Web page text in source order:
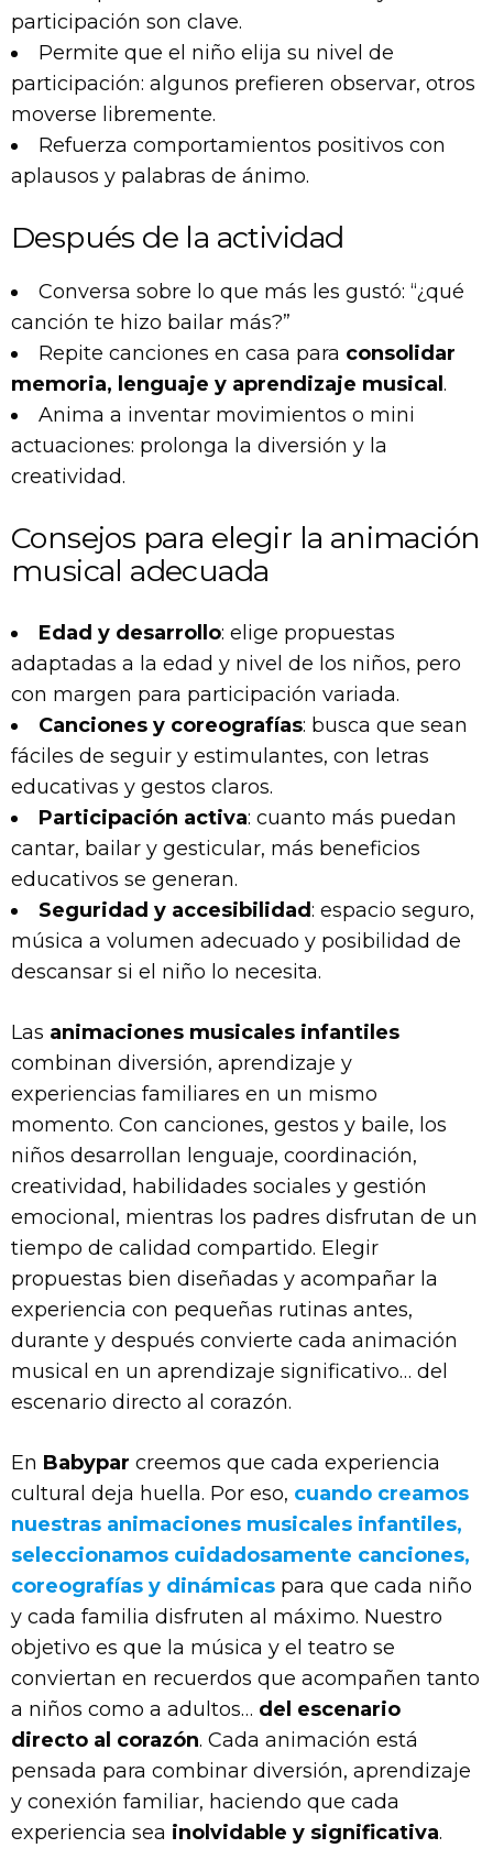
participación son clave.
Permite que el niño elija su nivel de
participación: algunos prefieren observar, otros
moverse libremente.
Refuerza comportamientos positivos con
aplausos y palabras de ánimo.
Después de la actividad
Conversa sobre lo que más les gustó: “¿qué
canción te hizo bailar más?”
Repite canciones en casa para consolidar
memoria, lenguaje y aprendizaje musical .
Anima a inventar movimientos o mini
actuaciones: prolonga la diversión y la
creatividad.
Consejos para elegir la animación
musical adecuada
Edad y desarrollo: elige propuestas
adaptadas a la edad y nivel de los niños, pero
con margen para participación variada.
Canciones y coreografías: busca que sean
fáciles de seguir y estimulantes, con letras
educativas y gestos claros.
Participación activa: cuanto más puedan
cantar, bailar y gesticular, más beneficios
educativos se generan.
Seguridad y accesibilidad: espacio seguro,
música a volumen adecuado y posibilidad de
descansar si el niño lo necesita.
Las animaciones musicales infantiles
combinan diversión, aprendizaje y
experiencias familiares en un mismo
momento. Con canciones, gestos y baile, los
niños desarrollan lenguaje, coordinación,
creatividad, habilidades sociales y gestión
emocional, mientras los padres disfrutan de un
tiempo de calidad compartido. Elegir
propuestas bien diseñadas y acompañar la
experiencia con pequeñas rutinas antes,
durante y después convierte cada animación
musical en un aprendizaje significativo… del
escenario directo al corazón.
En Babypar creemos que cada experiencia
cultural deja huella. Por eso, cuando creamos
nuestras animaciones musicales infantiles,
seleccionamos cuidadosamente canciones,
coreografías y dinámicas para que cada niño
y cada familia disfruten al máximo. Nuestro
objetivo es que la música y el teatro se
conviertan en recuerdos que acompañen tanto
a niños como a adultos… del escenario
directo al corazón. Cada animación está
pensada para combinar diversión, aprendizaje
y conexión familiar, haciendo que cada
experiencia sea inolvidable y significativa.